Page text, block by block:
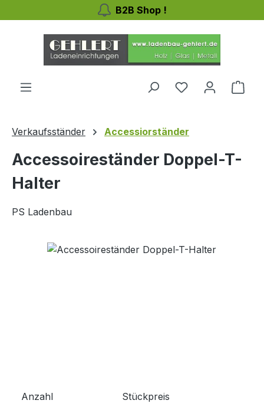
Zum Hauptinhalt springenB2B Shop !
Du hast 0
Verkaufsständer Accessiorständer
Accessoireständer Doppel-T-
Halter
PS Ladenbau
Bildergalerie überspringen
Anzahl Stückpreis